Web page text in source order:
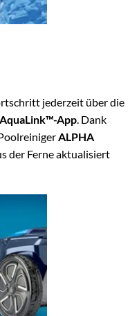
jederzeit über die
App. Dank
ALPHA
der Ferne aktualisiert